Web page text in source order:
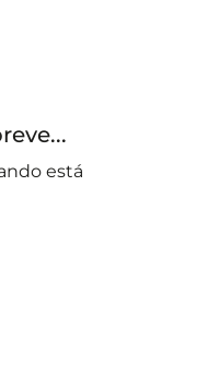
está